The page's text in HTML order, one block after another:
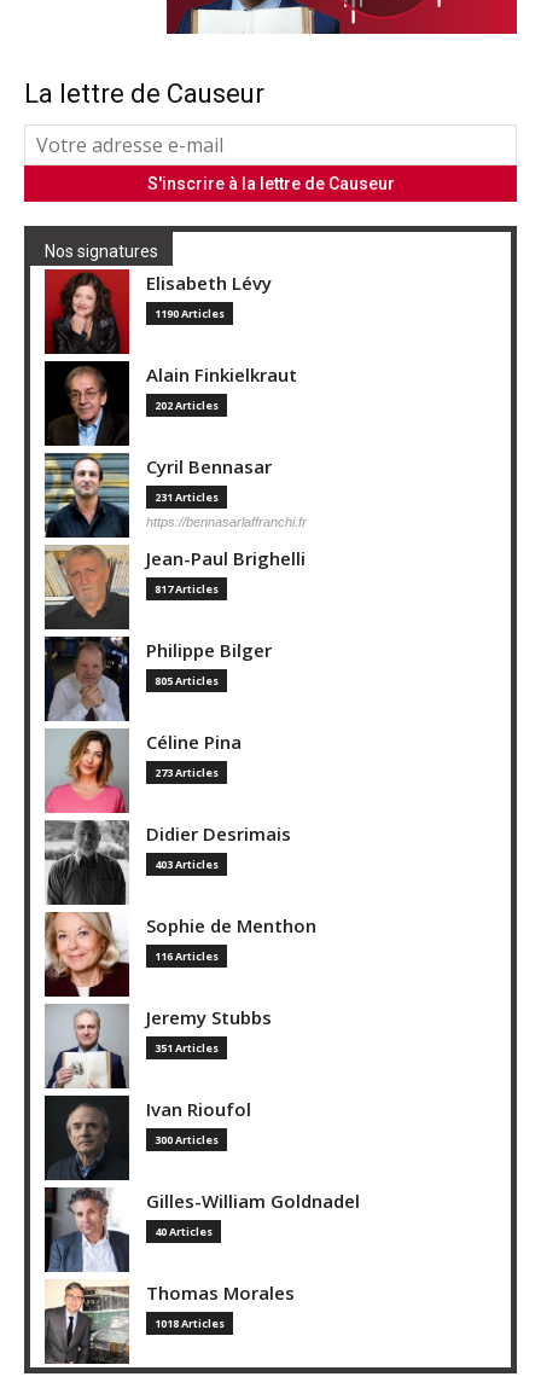
La lettre de Causeur
Nos signatures
Elisabeth Lévy
1190 Articles
Alain Finkielkraut
202 Articles
Cyril Bennasar
231 Articles
https://bennasarlaffranchi.fr
Jean-Paul Brighelli
817 Articles
Philippe Bilger
805 Articles
Céline Pina
273 Articles
Didier Desrimais
403 Articles
Sophie de Menthon
116 Articles
Jeremy Stubbs
351 Articles
Ivan Rioufol
300 Articles
Gilles-William Goldnadel
40 Articles
Thomas Morales
1018 Articles